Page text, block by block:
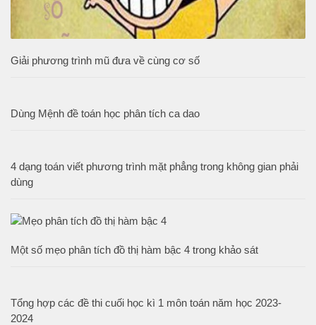
Giải phương trình mũ đưa về cùng cơ số
Dùng Mệnh đề toán học phân tích ca dao
4 dạng toán viết phương trình mặt phẳng trong không gian phải
dùng
Một số mẹo phân tích đồ thị hàm bậc 4 trong khảo sát
Tổng hợp các đề thi cuối học kì 1 môn toán năm học 2023-
2024